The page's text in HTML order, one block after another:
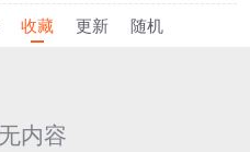
收藏 更新 随机
内容